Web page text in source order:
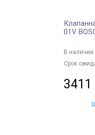
01V
В наличии:
Срок
3411